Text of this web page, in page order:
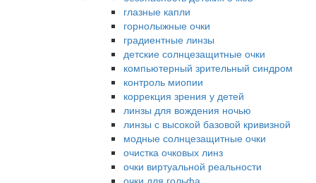
глазные капли
горнолыжные очки
градиентные линзы
детские солнцезащитные очки
компьютерный зрительный синдром
контроль миопии
коррекция зрения у детей
линзы для вождения ночью
линзы с высокой базовой кривизной
модные солнцезащитные очки
очистка очковых линз
очки виртуальной реальности